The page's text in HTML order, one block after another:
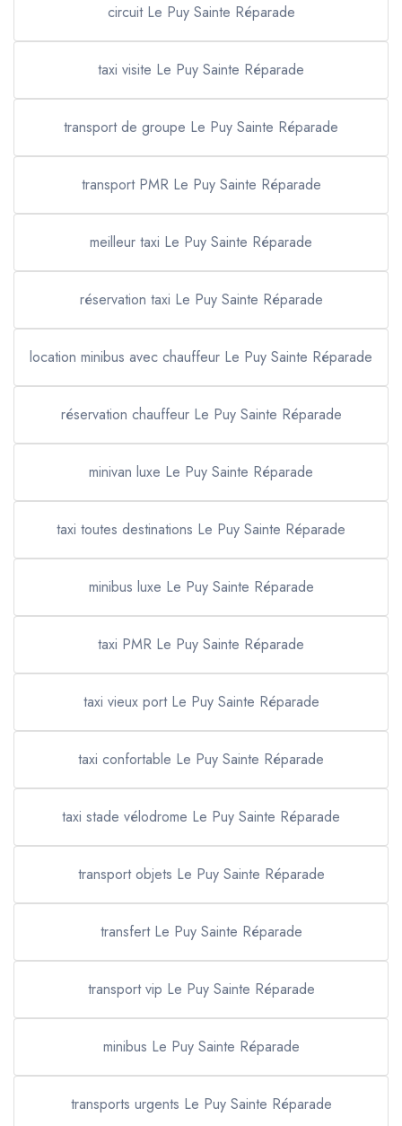
circuit Le Puy Sainte Réparade
taxi visite Le Puy Sainte Réparade
transport de groupe Le Puy Sainte Réparade
transport PMR Le Puy Sainte Réparade
meilleur taxi Le Puy Sainte Réparade
réservation taxi Le Puy Sainte Réparade
location minibus avec chauffeur Le Puy Sainte Réparade
réservation chauffeur Le Puy Sainte Réparade
minivan luxe Le Puy Sainte Réparade
taxi toutes destinations Le Puy Sainte Réparade
minibus luxe Le Puy Sainte Réparade
taxi PMR Le Puy Sainte Réparade
taxi vieux port Le Puy Sainte Réparade
taxi confortable Le Puy Sainte Réparade
taxi stade vélodrome Le Puy Sainte Réparade
transport objets Le Puy Sainte Réparade
transfert Le Puy Sainte Réparade
transport vip Le Puy Sainte Réparade
minibus Le Puy Sainte Réparade
transports urgents Le Puy Sainte Réparade